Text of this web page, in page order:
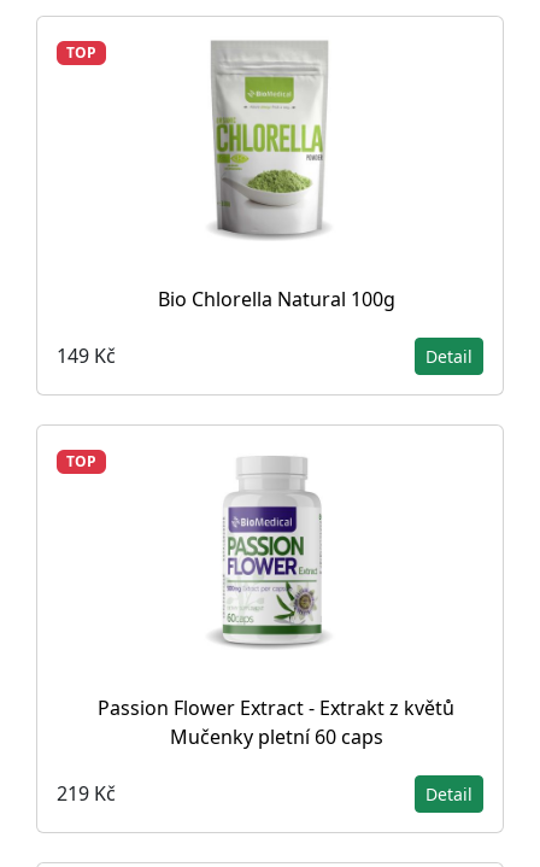
TOP
Bio Chlorella Natural 100g
149 Kč Detail
TOP
Passion Flower Extract - Extrakt z květů
Mučenky pletní 60 caps
219 Kč Detail